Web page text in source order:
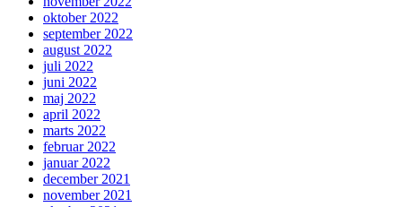
oktober 2022
september 2022
august 2022
juli 2022
juni 2022
maj 2022
april 2022
marts 2022
februar 2022
januar 2022
december 2021
november 2021